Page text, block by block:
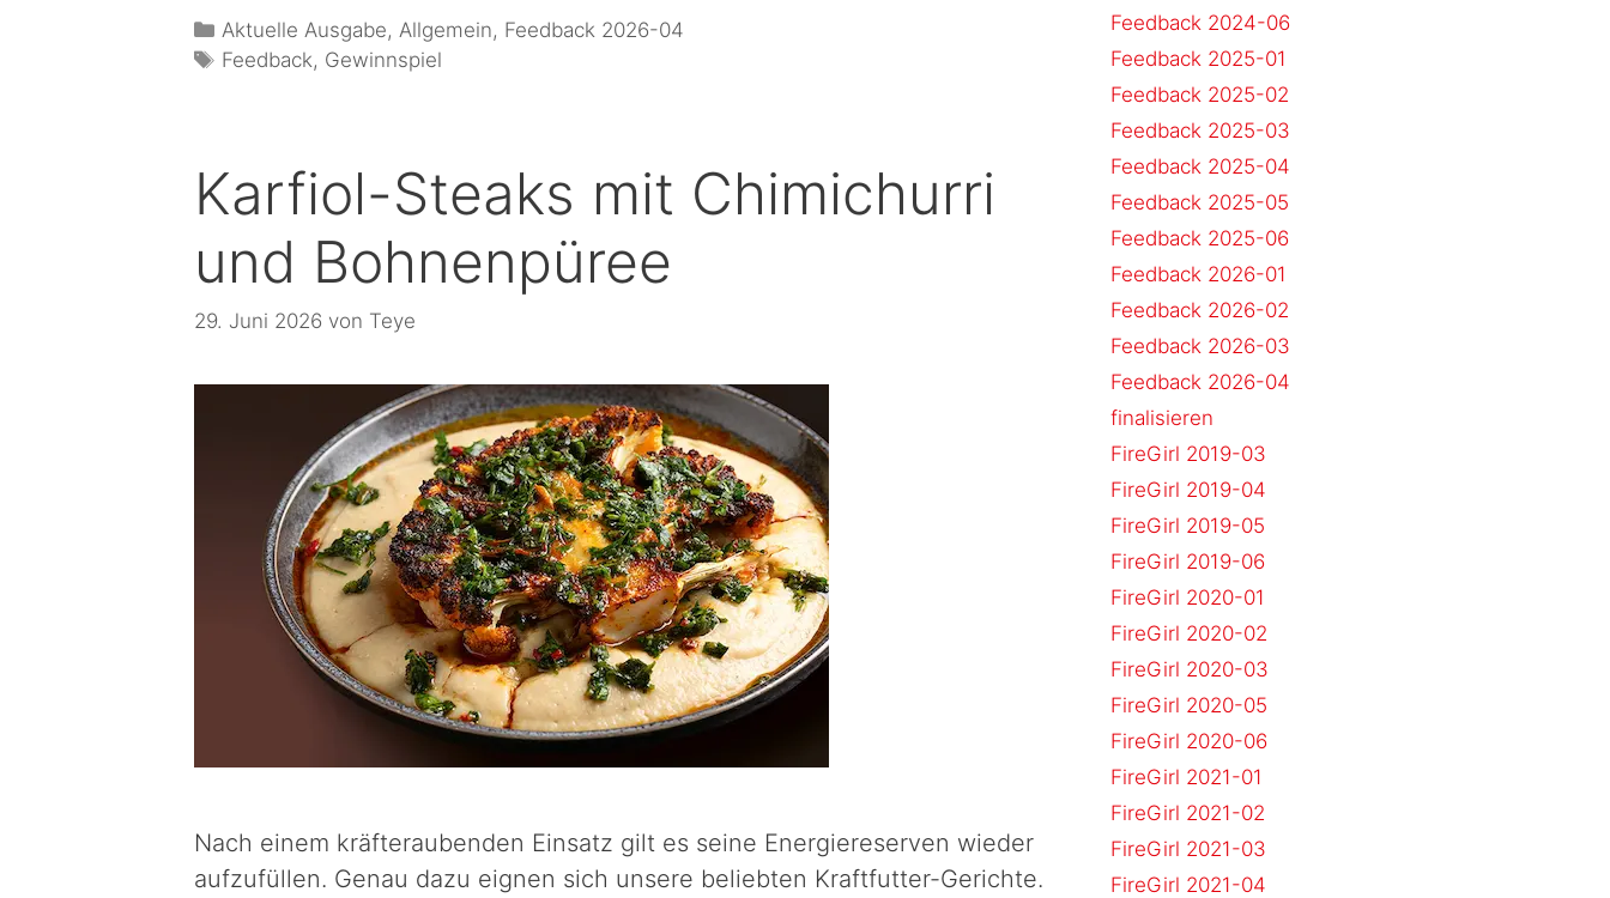
Aktuelle Ausgabe,Allgemein, Feedback 2026-04
Feedback, Gewinnspiel
Karfiol-Steaks mit Chimichurri
und Bohnenpüree
29. Juni 2026 von Teye
Nach einem kräfteraubenden Einsatz gilt es seine Energiereserven wieder
aufzufüllen. Genau dazu eignen sich unsere beliebten Kraftfutter-Gerichte.
Feedback 2024-06
Feedback 2025-01
Feedback 2025-02
Feedback 2025-03
Feedback 2025-04
Feedback 2025-05
Feedback 2025-06
Feedback 2026-01
Feedback 2026-02
Feedback 2026-03
Feedback 2026-04
finalisieren
FireGirl 2019-03
FireGirl 2019-04
FireGirl 2019-05
FireGirl 2019-06
FireGirl 2020-01
FireGirl 2020-02
FireGirl 2020-03
FireGirl 2020-05
FireGirl 2020-06
FireGirl 2021-01
FireGirl 2021-02
FireGirl 2021-03
FireGirl 2021-04